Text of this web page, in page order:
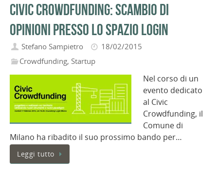
Civic Crowdfunding: scambio di
opinioni presso lo spazio LOGIN
Stefano Sampietro
18/02/2015
Crowdfunding, Startup
Nel corso di un
evento dedicato
al Civic
Crowdfunding, il
Comune di
Milano ha ribadito il suo prossimo bando per…
Leggi tutto